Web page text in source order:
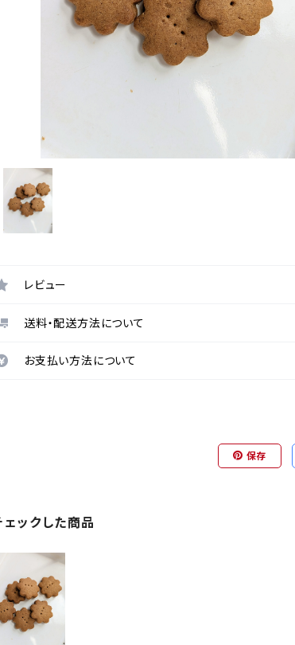
レビュー
送料・配送方法について
お支払い方法について
保存
ックした商品